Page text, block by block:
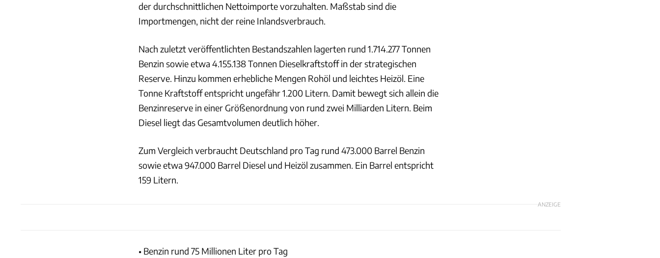
der durchschnittlichen Nettoimporte vorzuhalten. Maßstab sind die
Importmengen, nicht der reine Inlandsverbrauch.
Nach zuletzt veröffentlichten Bestandszahlen lagerten rund 1.714.277 Tonnen
Benzin sowie etwa 4.155.138 Tonnen Dieselkraftstoff in der strategischen
Reserve. Hinzu kommen erhebliche Mengen Rohöl und leichtes Heizöl. Eine
Tonne Kraftstoff entspricht ungefähr 1.200 Litern. Damit bewegt sich allein die
Benzinreserve in einer Größenordnung von rund zwei Milliarden Litern. Beim
Diesel liegt das Gesamtvolumen deutlich höher.
Zum Vergleich verbraucht Deutschland pro Tag rund 473.000 Barrel Benzin
sowie etwa 947.000 Barrel Diesel und Heizöl zusammen. Ein Barrel entspricht
159 Litern.
ANZEIGE
• Benzin rund 75 Millionen Liter pro Tag